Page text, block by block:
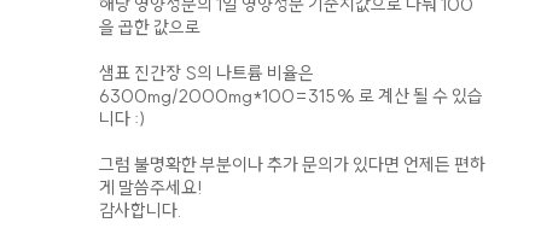
을 곱한 값으로
샘표 진간장 S의 나트륨 비율은
6300mg/2000mg*100=315% 로 계산 될 수 있습
니다 :)
그럼 불명확한 부분이나 추가 문의가 있다면 언제든 편하
게 말씀주세요!
감사합니다.